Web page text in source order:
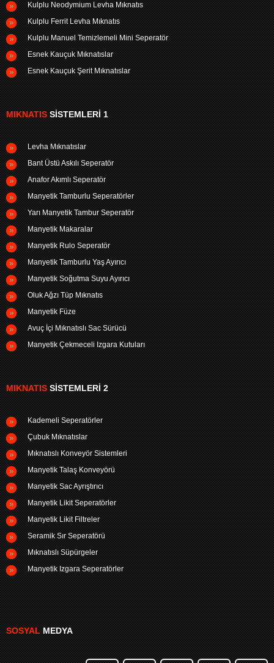
Kulplu Neodymium Levha Mıknatıs
Kulplu Ferrit Levha Mıknatıs
Kulplu Manuel Temizlemeli Mini Seperatör
Esnek Kauçuk Mıknatıslar
Esnek Kauçuk Şerit Mıknatıslar
MIKNATISSISTEMLERI 1
Levha Mıknatıslar
Bant Üstü Askılı Seperatör
Anafor Akımlı Seperatör
Manyetik Tamburlu Seperatörler
Yarı Manyetik Tambur Seperatör
Manyetik Makaralar
Manyetik Rulo Seperatör
Manyetik Tamburlu Yaş Ayırıcı
Manyetik Soğutma Suyu Ayırıcı
Oluk Ağzı Tüp Mıknatıs
Manyetik Füze
Avuç İçi Mıknatıslı Sac Sürücü
Manyetik Çekmeceli Izgara Kutuları
MIKNATISSISTEMLERI 2
Kademeli Seperatörler
Çubuk Mıknatıslar
Mıknatıslı Konveyör Sistemleri
Manyetik Talaş Konveyörü
Manyetik Sac Ayrıştırıcı
Manyetik Likit Seperatörler
Manyetik Likit Filtreler
Seramik Sır Seperatörü
Mıknatıslı Süpürgeler
Manyetik Izgara Seperatörler
SOSYALMEDYA